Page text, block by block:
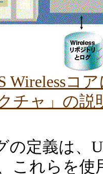
Wirelessコ
チャ」の説
の定義は、
これらを使